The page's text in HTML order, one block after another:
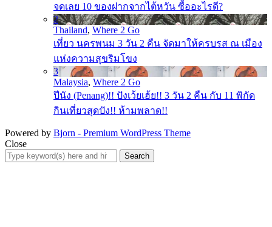
จดเลย 10 ของฝากจากไต้หวัน ซื้ออะไรดี?
2
Thailand, Where 2 Go
เที่ยว นครพนม 3 วัน 2 คืน จัดมาให้ครบรส ณ เมือง
แห่งความสุขริมโขง
3
Malaysia, Where 2 Go
ปีนัง (Penang)!! ปังเว้ยเฮ้ย!! 3 วัน 2 คืน กับ 11 พิกัด
กินเที่ยวสุดปัง!! ห้ามพลาด!!
Powered by Bjorn - Premium WordPress Theme
Close